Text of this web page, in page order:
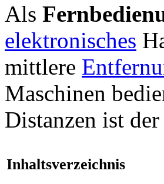
Als
elektronisches
mittlere
Maschinen
Distanzen ist
Inhaltsverzeichnis